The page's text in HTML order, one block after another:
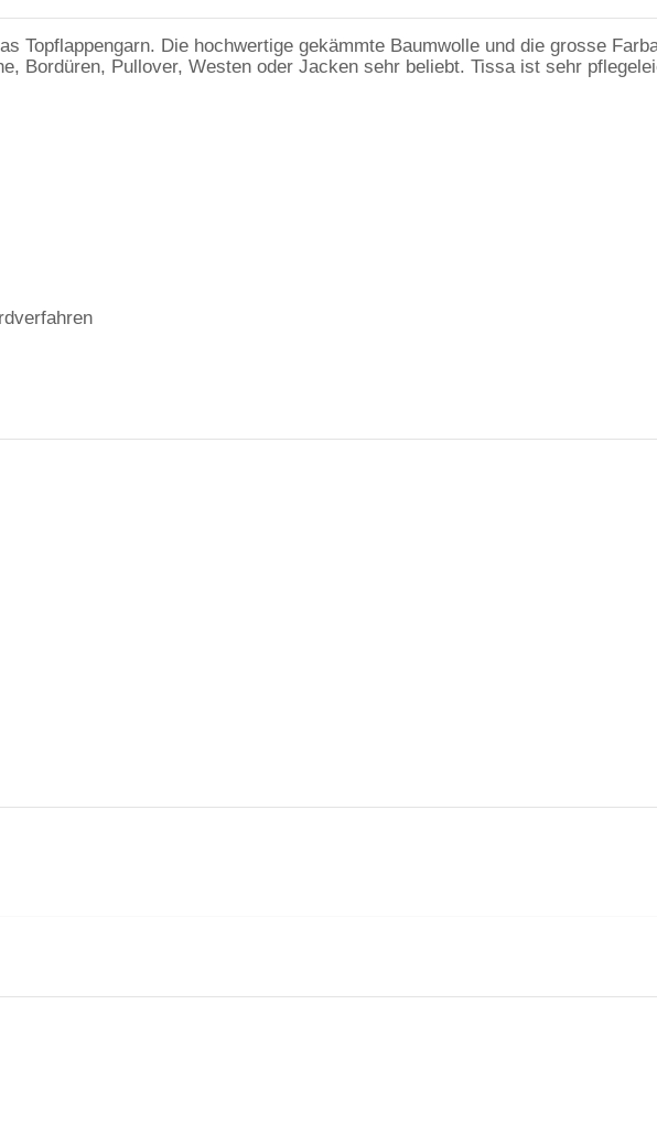
Topflappengarn. Die hochwertige gekämmte Baumwolle und die grosse
Bordüren, Pullover, Westen oder Jacken sehr beliebt. Tissa ist sehr